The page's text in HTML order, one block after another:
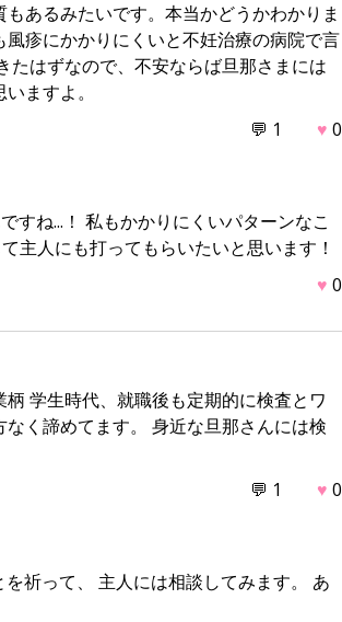
あるみたいです。本当かどうかわかりま
疹にかかりにくいと不妊治療の病院で言
たはずなので、不安ならば旦那さまには
ますよ。
💬 1 ♥ 0
すね...！ 私もかかりにくいパターンなこ
主人にも打ってもらいたいと思います！
♥ 0
学生時代、就職後も定期的に検査とワ
く諦めてます。 身近な旦那さんには検
💬 1 ♥ 0
祈って、 主人には相談してみます。 あ